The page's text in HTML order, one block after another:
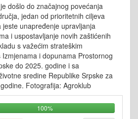
došlo do značajnog povećanja
jedan od prioritetnih ciljeva
unapređenje upravljanja
i uspostavljanje novih zaštićenih
s važećim strateškim
i dopunama Prostornog
do 2025. godine i sa
sredine Republike Srpske za
Fotografija: Agroklub
100%